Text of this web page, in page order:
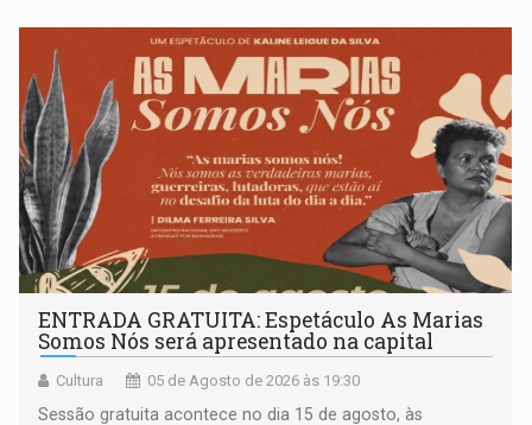
ENTRADA GRATUITA: Espetáculo As Marias
Somos Nós será apresentado na capital
Cultura 05 de Agosto de 2026 às 19:30
Sessão gratuita acontece no dia 15 de agosto, às